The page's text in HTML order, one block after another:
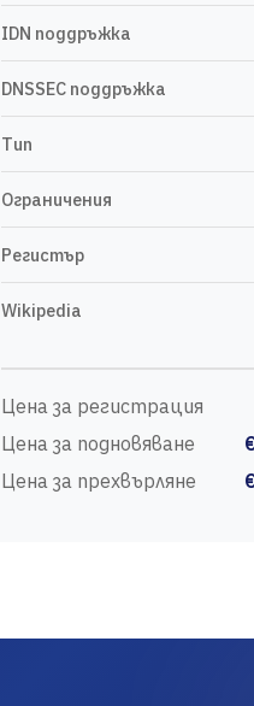
IDN поддръжка
DNSSEC поддръжка
Тип
Ограничения
Регистър
Wikipedia
Цена за регистрация
Цена за подновяване
Цена за прехвърляне